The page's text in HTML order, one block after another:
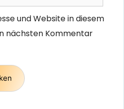
und Website in diesem
nächsten Kommentar